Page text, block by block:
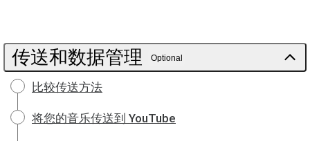
传送和数据管理 Optional
比较传送方法
将您的音乐传送到 YouTube